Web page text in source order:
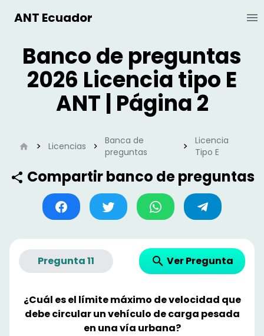
ANT Ecuador
Banco de preguntas
2026 Licencia tipo E
ANT | Página 2
InicioLicencias
Banca de
preguntas
Licencia
Tipo E
Compartir banco de preguntas
Pregunta11 Ver Pregunta
¿Cuál es el límite máximo de velocidad que
debe circular un vehículo de carga pesada
en una vía urbana?